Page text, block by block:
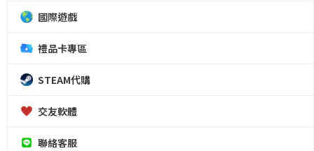
國際遊戲
禮品卡專區
STEAM代購
交友軟體
聯絡客服